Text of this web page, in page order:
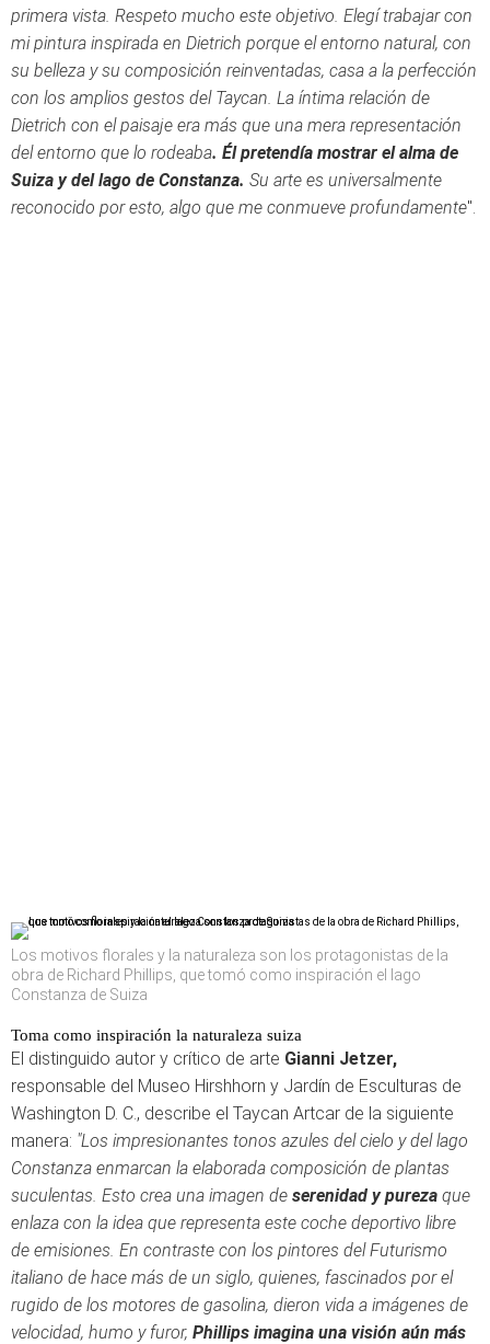
primera vista. Respeto mucho este objetivo. Elegí trabajar con
mi pintura inspirada en Dietrich porque el entorno natural, con
su belleza y su composición reinventadas, casa a la perfección
con los amplios gestos del Taycan. La íntima relación de
Dietrich con el paisaje era más que una mera representación
del entorno que lo rodeaba. Él pretendía mostrar el alma de
Suiza y del lago de Constanza. Su arte es universalmente
reconocido por esto, algo que me conmueve profundamente".
Los motivos florales y la naturaleza son los protagonistas de la
obra de Richard Phillips, que tomó como inspiración el lago
Constanza de Suiza
Toma como inspiración la naturaleza suiza
El distinguido autor y crítico de arte Gianni Jetzer,
responsable del Museo Hirshhorn y Jardín de Esculturas de
Washington D. C., describe el Taycan Artcar de la siguiente
manera: "Los impresionantes tonos azules del cielo y del lago
Constanza enmarcan la elaborada composición de plantas
suculentas. Esto crea una imagen de serenidad y pureza que
enlaza con la idea que representa este coche deportivo libre
de emisiones. En contraste con los pintores del Futurismo
italiano de hace más de un siglo, quienes, fascinados por el
rugido de los motores de gasolina, dieron vida a imágenes de
velocidad, humo y furor, Phillips imagina una visión aún más